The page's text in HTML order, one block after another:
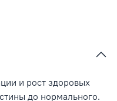
и рост здоровых
до нормального.